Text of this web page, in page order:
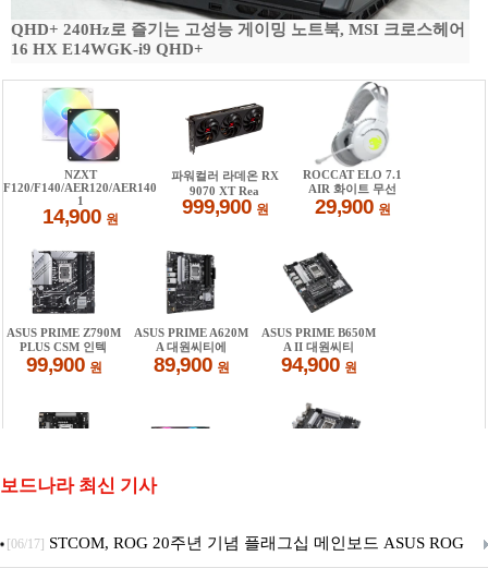
QHD+ 240Hz로 즐기는 고성능 게이밍 노트북, MSI 크로스헤어
16 HX E14WGK-i9 QHD+
보드나라 최신 기사
[06/17] STCOM, ROG 20주년 기념 플래그십 메인보드 ASUS ROG